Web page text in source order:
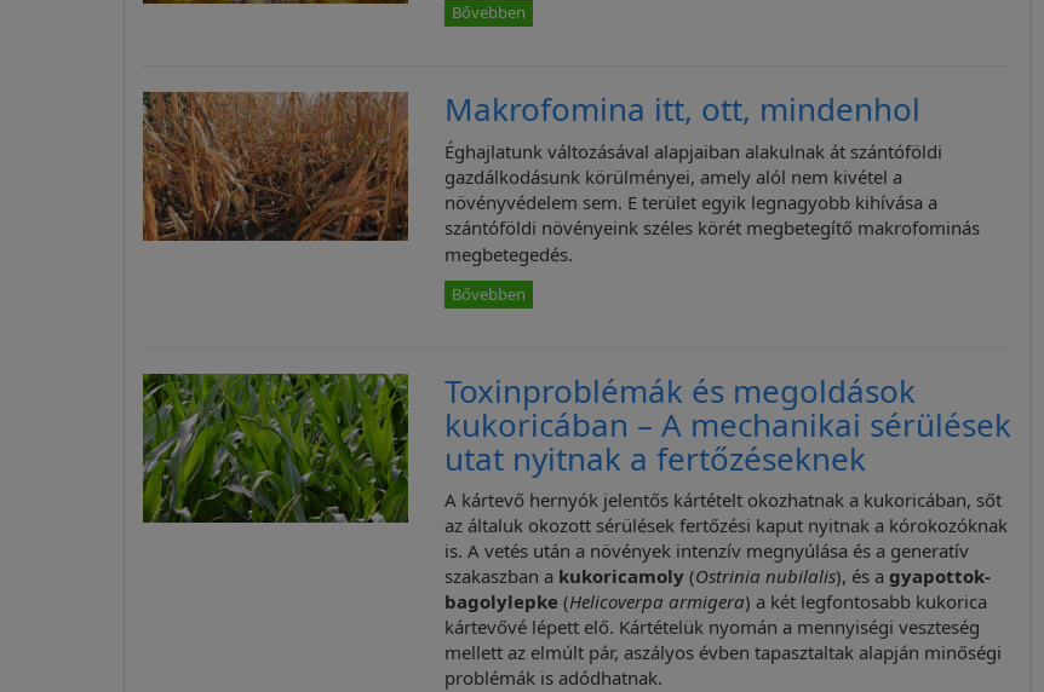
Bővebben
Makrofomina itt, ott, mindenhol
Éghajlatunk változásával alapjaiban alakulnak át szántóföldi
gazdálkodásunk körülményei, amely alól nem kivétel a
növényvédelem sem. E terület egyik legnagyobb kihívása a
szántóföldi növényeink széles körét megbetegítő makrofominás
megbetegedés.
Bővebben
Toxinproblémák és megoldások
kukoricában – A mechanikai sérülések
utat nyitnak a fertőzéseknek
A kártevő hernyók jelentős kártételt okozhatnak a kukoricában, sőt
az általuk okozott sérülések fertőzési kaput nyitnak a kórokozóknak
is. A vetés után a növények intenzív megnyúlása és a generatív
szakaszban a kukoricamoly (Ostrinia nubilalis), és agyapottok-
bagolylepke (Helicoverpa armigera) a két legfontosabb kukorica
kártevővé lépett elő. Kártételük nyomán a mennyiségi veszteség
mellett az elmúlt pár, aszályos évben tapasztaltak alapján minőségi
problémák is adódhatnak.